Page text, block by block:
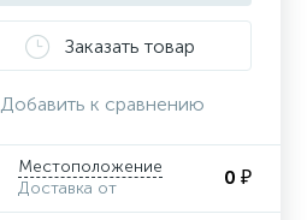
Заказать товар
Добавить к сравнению
Местоположение
Доставка от
0 ₽